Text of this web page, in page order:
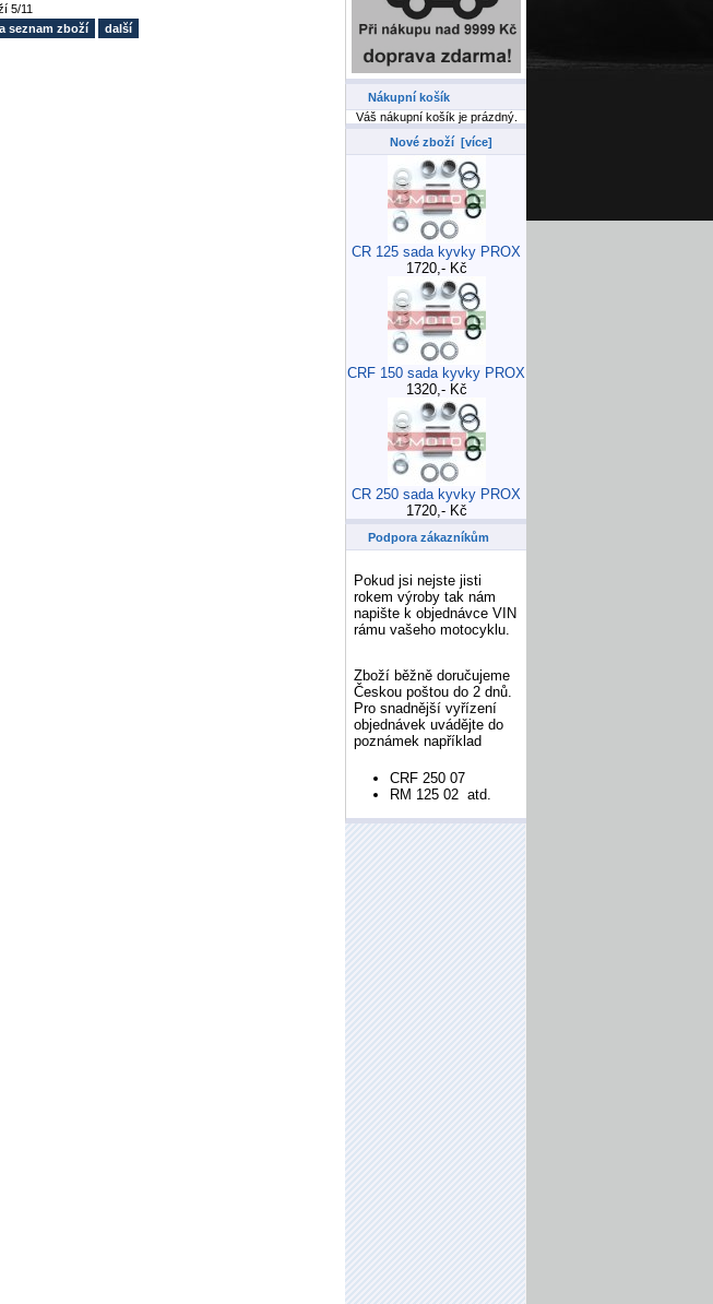
5/11
seznam zboží další
Nákupní košík
Váš nákupní košík je prázdný.
Nové zboží [více]
CR 125 sada kyvky PROX
1720,- Kč
CRF 150 sada kyvky PROX
1320,- Kč
CR 250 sada kyvky PROX
1720,- Kč
Podpora zákazníkům
Pokud jsi nejste jisti
rokem výroby tak nám
napište k objednávce VIN
rámu vašeho motocyklu.
Zboží běžně doručujeme
Českou poštou do 2 dnů.
Pro snadnější vyřízení
objednávek uvádějte do
poznámek například
CRF 250 07
RM 125 02 atd.